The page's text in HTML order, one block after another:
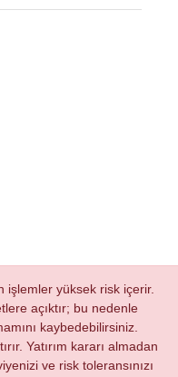
işlemler yüksek risk içerir.
açıktır; bu nedenle
kaybedebilirsiniz.
Yatırım kararı almadan
ve risk toleransınızı